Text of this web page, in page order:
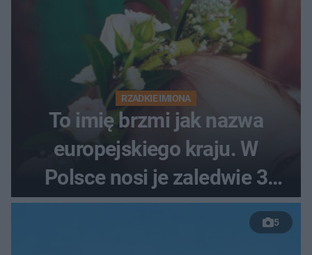
RZADKIE IMIONA
To imię brzmi jak nazwa
europejskiego kraju. W
Polsce nosi je zaledwie 3
kobiety
5